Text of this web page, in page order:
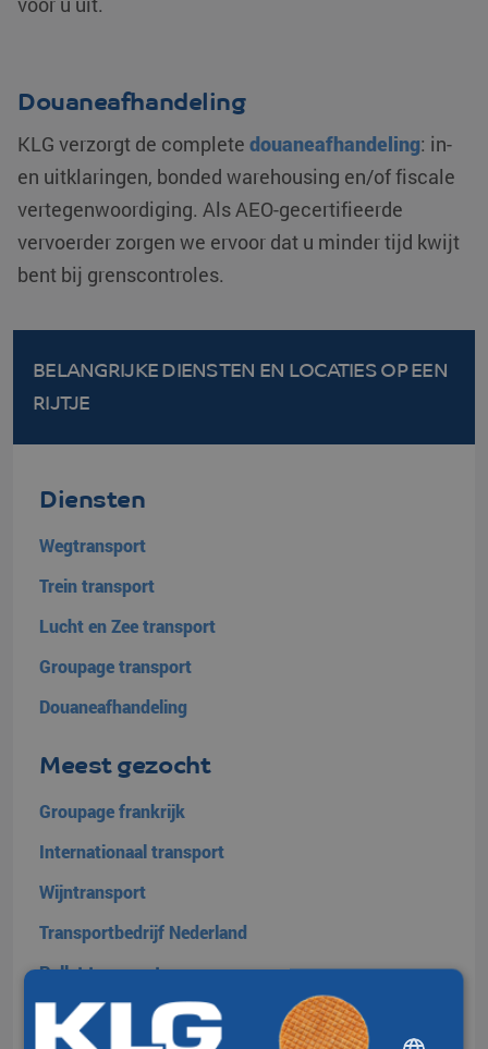
Douaneafhandeling
KLG verzorgt de complete douaneafhandeling: in-
en uitklaringen, bonded warehousing en/of fiscale
vertegenwoordiging. Als AEO-gecertifieerde
vervoerder zorgen we ervoor dat u minder tijd kwijt
bent bij grenscontroles.
BELANGRIJKE DIENSTEN EN LOCATIESOP EEN
RIJTJE
Diensten
Wegtransport
Trein transport
Lucht en Zee transport
Groupage transport
Douaneafhandeling
Meest gezocht
Groupage frankrijk
Internationaal transport
Wijntransport
Transportbedrijf Nederland
Pallet transport
Transport Frankrijk DUTCH